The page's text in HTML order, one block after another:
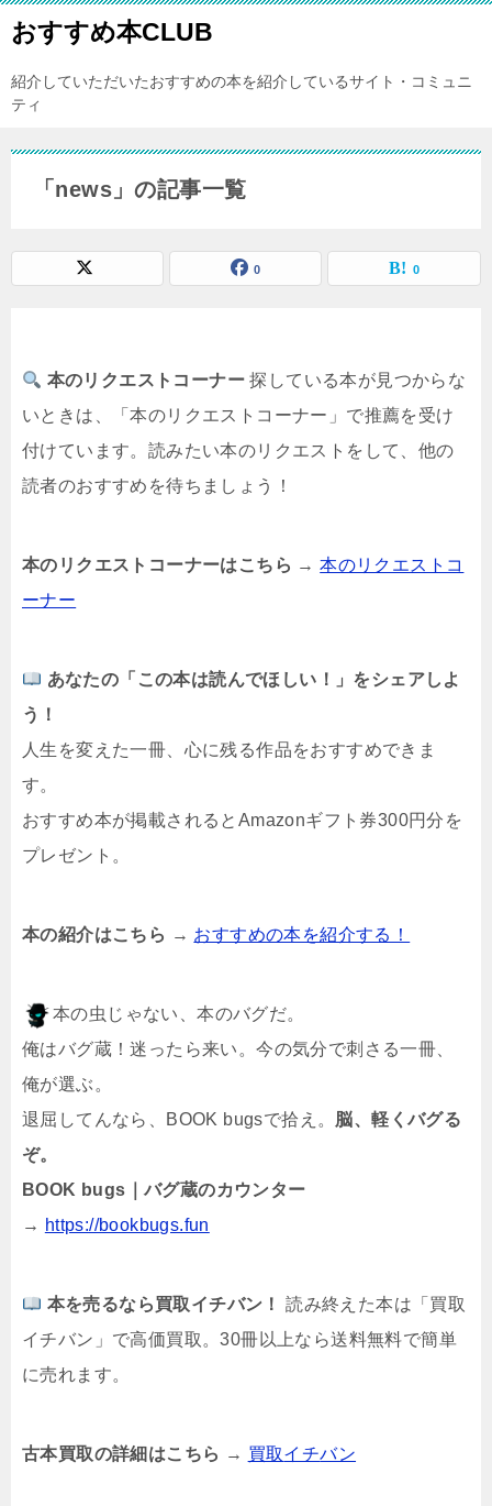
おすすめ本CLUB
紹介していただいたおすすめの本を紹介しているサイト・コミュニ
ティ
「news」の記事一覧
0 0
本のリクエストコーナー 探している本が見つからな
いときは、「本のリクエストコーナー」で推薦を受け
付けています。読みたい本のリクエストをして、他の
読者のおすすめを待ちましょう！
本のリクエストコーナーはこちら →本のリクエストコ
ーナー
あなたの「この本は読んでほしい！」をシェアしよ
う！
人生を変えた一冊、心に残る作品をおすすめできま
す。
おすすめ本が掲載されるとAmazonギフト券300円分を
プレゼント。
本の紹介はこちら → おすすめの本を紹介する！
本の虫じゃない、本のバグだ。
俺はバグ蔵！迷ったら来い。今の気分で刺さる一冊、
俺が選ぶ。
退屈してんなら、BOOK bugsで拾え。 脳、軽くバグる
ぞ。
BOOK bugs｜バグ蔵のカウンター
→ https://bookbugs.fun
本を売るなら買取イチバン！
読み終えた本は「買取
イチバン」で高価買取。30冊以上なら送料無料で簡単
に売れます。
古本買取の詳細はこちら → 買取イチバン